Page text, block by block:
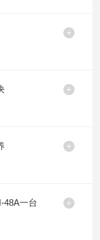
48A一台